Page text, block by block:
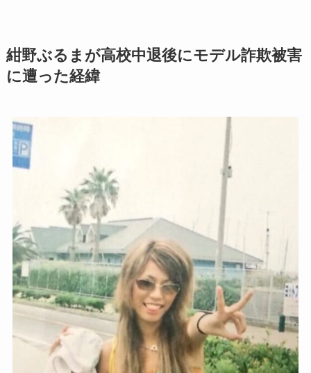
紺野ぶるまが高校中退後にモデル詐欺被害
に遭った経緯